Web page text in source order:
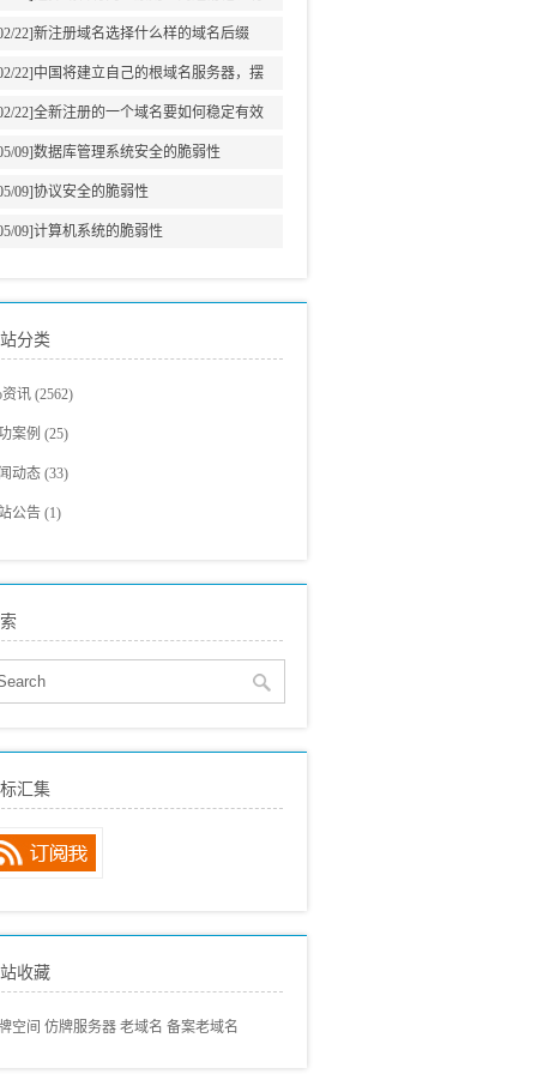
义22]新注册域名选择什么样的域名后缀
22] 中国将建立自己的根域名服务器，摆
美国牵制
22]全新注册的一个域名要如何稳定有效
增加网站权重?
09]数据库管理系统安全的脆弱性
09]协议安全的脆弱性
09]计算机系统的脆弱性
分类
资讯 (2562)
教程(705)
观点 (326)
新闻(293)
SEO(150)
营销
动态(89)
经验分享(97)
常见问题
外搜索引擎(46)
案例 (25)
建设案例
案例展示(2)
动态 (33)
公告 (1)
汇集
收藏
空间 仿牌服务器 老域名 备案老域名